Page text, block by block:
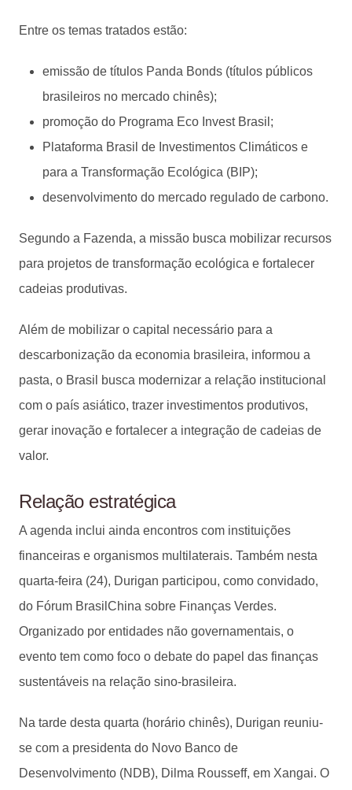
Entre os temas tratados estão:
emissão de títulos Panda Bonds (títulos públicos
brasileiros no mercado chinês);
promoção do Programa Eco Invest Brasil;
Plataforma Brasil de Investimentos Climáticos e
para a Transformação Ecológica (BIP);
desenvolvimento do mercado regulado de carbono.
Segundo a Fazenda, a missão busca mobilizar recursos
para projetos de transformação ecológica e fortalecer
cadeias produtivas.
Além de mobilizar o capital necessário para a
descarbonização da economia brasileira, informou a
pasta, o Brasil busca modernizar a relação institucional
com o país asiático, trazer investimentos produtivos,
gerar inovação e fortalecer a integração de cadeias de
valor.
Relação estratégica
A agenda inclui ainda encontros com instituições
financeiras e organismos multilaterais. Também nesta
quarta-feira (24), Durigan participou, como convidado,
do Fórum BrasilChina sobre Finanças Verdes.
Organizado por entidades não governamentais, o
evento tem como foco o debate do papel das finanças
sustentáveis na relação sino-brasileira.
Na tarde desta quarta (horário chinês), Durigan reuniu-
se com a presidenta do Novo Banco de
Desenvolvimento (NDB), Dilma Rousseff, em Xangai. O